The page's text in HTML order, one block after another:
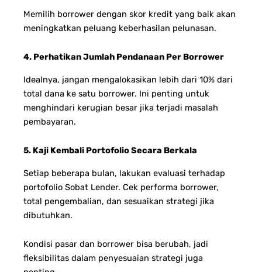
Memilih borrower dengan skor kredit yang baik akan
meningkatkan peluang keberhasilan pelunasan.
4. Perhatikan Jumlah Pendanaan Per Borrower
Idealnya, jangan mengalokasikan lebih dari 10% dari
total dana ke satu borrower. Ini penting untuk
menghindari kerugian besar jika terjadi masalah
pembayaran.
5. Kaji Kembali Portofolio Secara Berkala
Setiap beberapa bulan, lakukan evaluasi terhadap
portofolio Sobat Lender. Cek performa borrower,
total pengembalian, dan sesuaikan strategi jika
dibutuhkan.
Kondisi pasar dan borrower bisa berubah, jadi
fleksibilitas dalam penyesuaian strategi juga